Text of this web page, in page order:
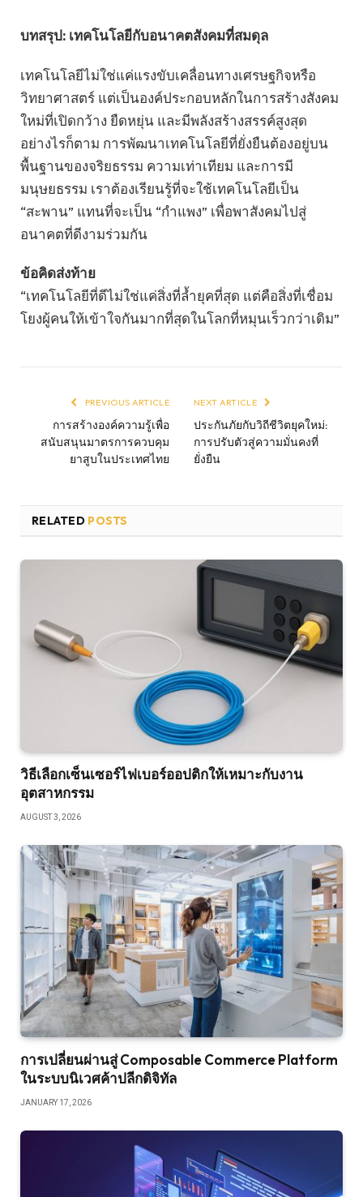
บทสรุป: เทคโนโลยีกับอนาคตสังคมที่สมดุล
เทคโนโลยีไม่ใช่แค่แรงขับเคลื่อนทางเศรษฐกิจหรือ
วิทยาศาสตร์ แต่เป็นองค์ประกอบหลักในการสร้างสังคม
ใหม่ที่เปิดกว้าง ยืดหยุ่น และมีพลังสร้างสรรค์สูงสุด
อย่างไรก็ตาม การพัฒนาเทคโนโลยีที่ยั่งยืนต้องอยู่บน
พื้นฐานของจริยธรรม ความเท่าเทียม และการมี
มนุษยธรรม เราต้องเรียนรู้ที่จะใช้เทคโนโลยีเป็น
“สะพาน” แทนที่จะเป็น “กำแพง” เพื่อพาสังคมไปสู่
อนาคตที่ดีงามร่วมกัน
ข้อคิดส่งท้าย
“เทคโนโลยีที่ดีไม่ใช่แค่สิ่งที่ล้ำยุคที่สุด แต่คือสิ่งที่เชื่อม
โยงผู้คนให้เข้าใจกันมากที่สุดในโลกที่หมุนเร็วกว่าเดิม”
PREVIOUS ARTICLE
การสร้างองค์ความรู้เพื่อ
สนับสนุนมาตรการควบคุม
ยาสูบในประเทศไทย
NEXT ARTICLE
ประกันภัยกับวิถีชีวิตยุคใหม่:
การปรับตัวสู่ความมั่นคงที่
ยั่งยืน
RELATED POSTS
วิธีเลือกเซ็นเซอร์ไฟเบอร์ออปติกให้เหมาะกับงาน
อุตสาหกรรม
AUGUST 3, 2026
การเปลี่ยนผ่านสู่ Composable Commerce Platform
ในระบบนิเวศค้าปลีกดิจิทัล
JANUARY 17, 2026